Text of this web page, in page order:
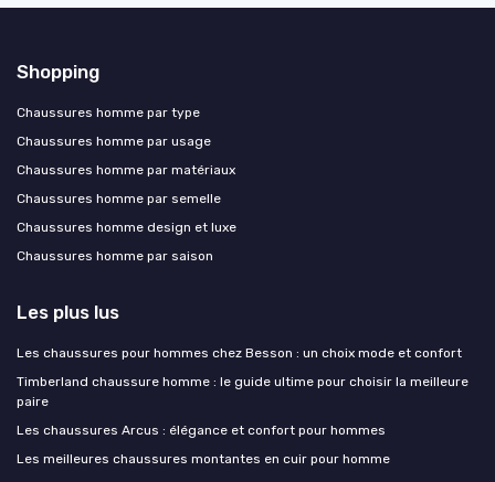
Shopping
Chaussures homme par type
Chaussures homme par usage
Chaussures homme par matériaux
Chaussures homme par semelle
Chaussures homme design et luxe
Chaussures homme par saison
Les plus lus
Les chaussures pour hommes chez Besson : un choix mode et confort
Timberland chaussure homme : le guide ultime pour choisir la meilleure
paire
Les chaussures Arcus : élégance et confort pour hommes
Les meilleures chaussures montantes en cuir pour homme